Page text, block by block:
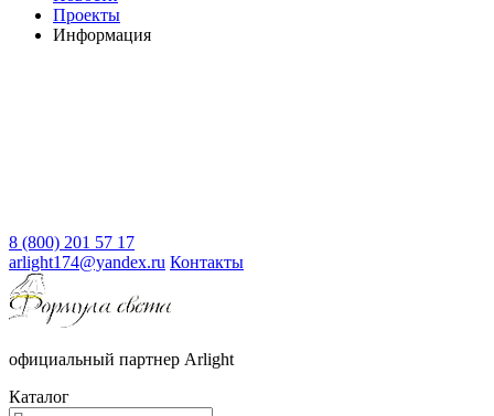
Проекты
Информация
8 (800) 201 57 17
arlight174@yandex.ru Контакты
официальный партнер Arlight
Каталог